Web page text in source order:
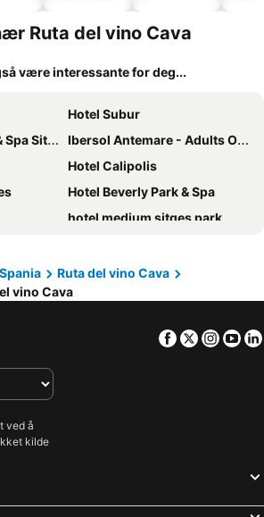
Ruta del vino Cava
være interessante for deg...
Hotel Subur
Sitges
Ibersol Antemare - Adults Only
Hotel Calipolis
Hotel Beverly Park & Spa
hotel medium sitges park
Hotel Port Sitges
ME Sitges Terramar
4R Miramar Calafell
Spania
Ruta del vino Cava
vino Cava
Facebook
Twitter
ved å
kilde